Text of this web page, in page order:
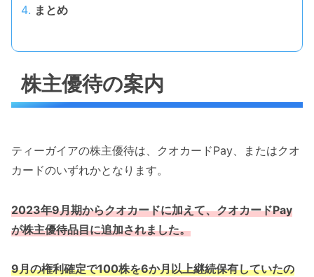
まとめ
株主優待の案内
ティーガイアの株主優待は、クオカードPay、またはクオ
カードのいずれかとなります。
2023年9月期からクオカードに加えて、クオカードPay
が株主優待品目に追加されました。
9月の権利確定で100株を6か月以上継続保有していたの